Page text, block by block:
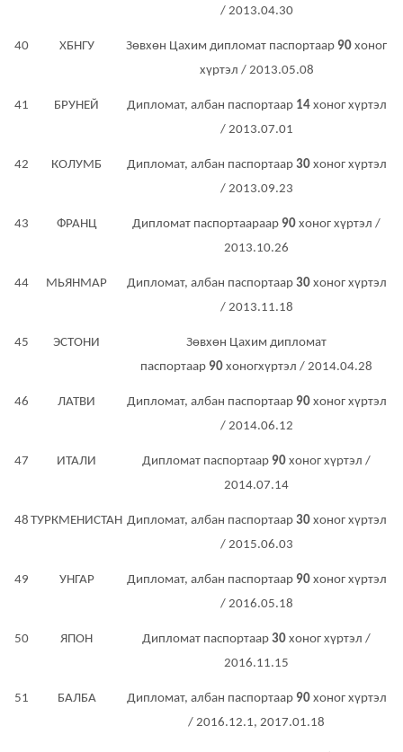
/ 2013.04.30
40 ХБНГУ Зөвхөн Цахим дипломат паспортаар 90 хоног
хүртэл / 2013.05.08
41 БРУНЕЙ Дипломат, албан паспортаар 14хоног хүртэл
/ 2013.07.01
42 КОЛУМБ Дипломат, албан паспортаар 30хоног хүртэл
/ 2013.09.23
43 ФРАНЦ Дипломат паспортаараар 90 хоног хүртэл /
2013.10.26
44 МЬЯНМАР Дипломат, албан паспортаар 30хоног хүртэл
/ 2013.11.18
45 ЭСТОНИ
Зөвхөн Цахим дипломат
паспортаар 90 хоногхүртэл / 2014.04.28
46 ЛАТВИ Дипломат, албан паспортаар 90хоног хүртэл
/ 2014.06.12
47 ИТАЛИ Дипломат паспортаар 90 хоног хүртэл /
2014.07.14
48 ТУРКМЕНИСТАН Дипломат, албан паспортаар 30хоног хүртэл
/ 2015.06.03
49 УНГАР Дипломат, албан паспортаар 90хоног хүртэл
/ 2016.05.18
50 ЯПОН Дипломат паспортаар 30 хоног хүртэл /
2016.11.15
51 БАЛБА Дипломат, албан паспортаар 90хоног хүртэл
/ 2016.12.1, 2017.01.18